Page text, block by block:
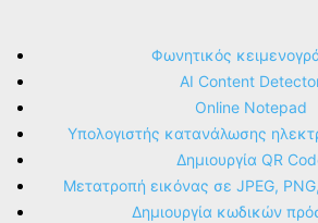
Φωνητικός
AI Content
Online Notepad
Υπολογιστής κατανάλωσης
Δημιουργία QR
Μετατροπή εικόνας σε JPEG,
Δημιουργία κωδικών